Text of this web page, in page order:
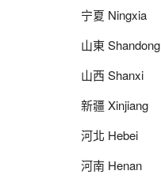
宁夏 Ningxia
山東 Shandong
山西 Shanxi
新疆 Xinjiang
河北 Hebei
河南 Henan